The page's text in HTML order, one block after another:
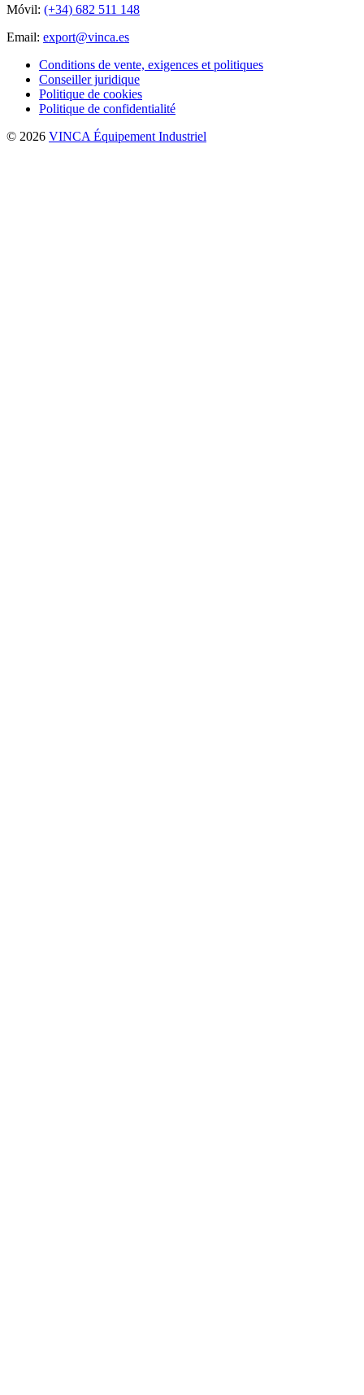
Móvil: (+34) 682 511 148
Email: export@vinca.es
Conditions de vente, exigences et politiques
Conseiller juridique
Politique de cookies
Politique de confidentialité
© 2026 VINCA Équipement Industriel